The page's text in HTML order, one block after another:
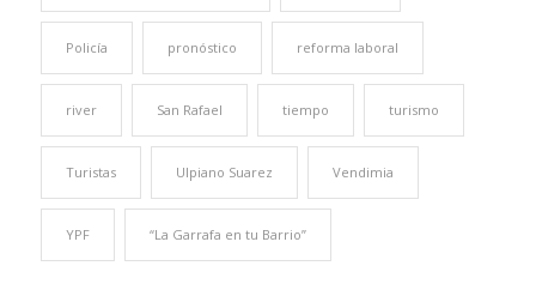
Policía pronóstico reforma laboral
river San Rafael tiempo turismo
Turistas Ulpiano Suarez Vendimia
YPF “La Garrafa en tu Barrio”